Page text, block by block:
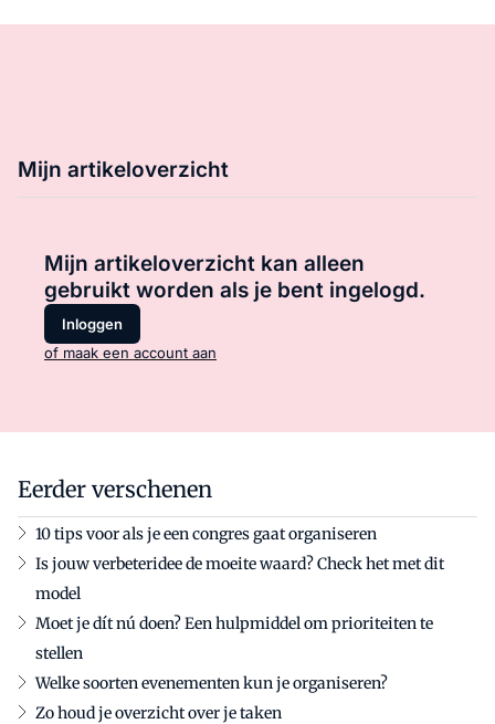
Mijn artikeloverzicht
Mijn artikeloverzicht kan alleen
gebruikt worden als je bent ingelogd.
Inloggen
of maak een account aan
Eerder verschenen
10 tips voor als je een congres gaat organiseren
Is jouw verbeteridee de moeite waard? Check het met dit
model
Moet je dít nú doen? Een hulpmiddel om prioriteiten te
stellen
Welke soorten evenementen kun je organiseren?
Zo houd je overzicht over je taken